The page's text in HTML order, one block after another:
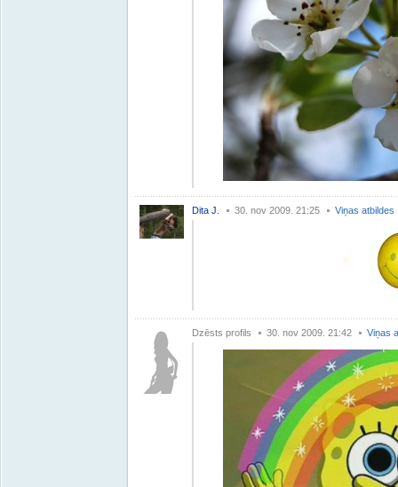
Dita J. 30. nov 2009. 21:25 Viņas atbildes
Dzēsts profils 30. nov 2009. 21:42 Viņas